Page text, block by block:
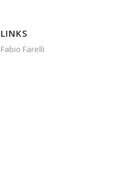
LINKS
Fabio Farelli